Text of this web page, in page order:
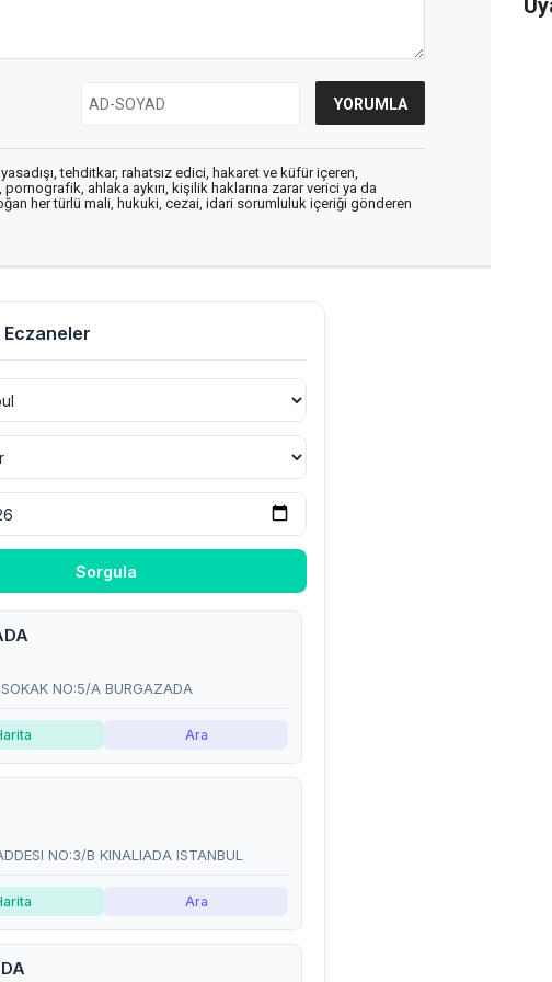
tehditkar, rahatsız edici, hakaret ve küfür içeren,
pornografik, ahlaka aykırı, kişilik haklarına zarar verici ya da
her türlü mali, hukuki, cezai, idari sorumluluk içeriği gönderen